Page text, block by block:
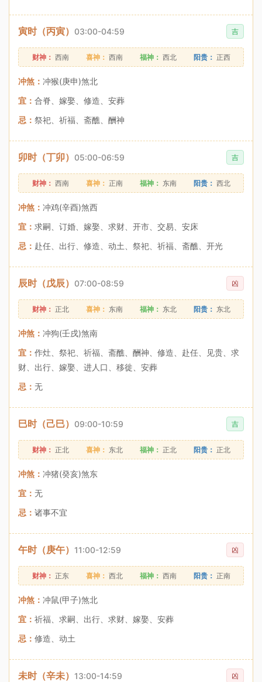
寅时（丙寅） 03:00-04:59 吉
财神： 西南 喜神： 西南 福神： 西北 阳贵： 正西
冲煞： 冲猴(庚申)煞北
宜： 合脊、嫁娶、修造、安葬
忌： 祭祀、祈福、斋醮、酬神
卯时（丁卯） 05:00-06:59 吉
财神： 西南 喜神： 正南 福神： 东南 阳贵： 西北
冲煞： 冲鸡(辛酉)煞西
宜： 求嗣、订婚、嫁娶、求财、开市、交易、安床
忌： 赴任、出行、修造、动土、祭祀、祈福、斋醮、开光
辰时（戊辰） 07:00-08:59 凶
财神： 正北 喜神： 东南 福神： 东北 阳贵： 东北
冲煞： 冲狗(壬戌)煞南
宜： 作灶、祭祀、祈福、斋醮、酬神、修造、赴任、见贵、求
财、出行、嫁娶、进人口、移徙、安葬
忌： 无
巳时（己巳） 09:00-10:59 吉
财神： 正北 喜神： 东北 福神： 正北 阳贵： 正北
冲煞： 冲猪(癸亥)煞东
宜： 无
忌： 诸事不宜
午时（庚午） 11:00-12:59 凶
财神： 正东 喜神： 西北 福神： 西南 阳贵： 正南
冲煞： 冲鼠(甲子)煞北
宜： 祈福、求嗣、出行、求财、嫁娶、安葬
忌： 修造、动土
未时（辛未） 13:00-14:59 凶